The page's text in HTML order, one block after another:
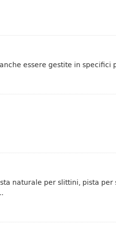
essere gestite in specifici
naturale per slittini, pista per